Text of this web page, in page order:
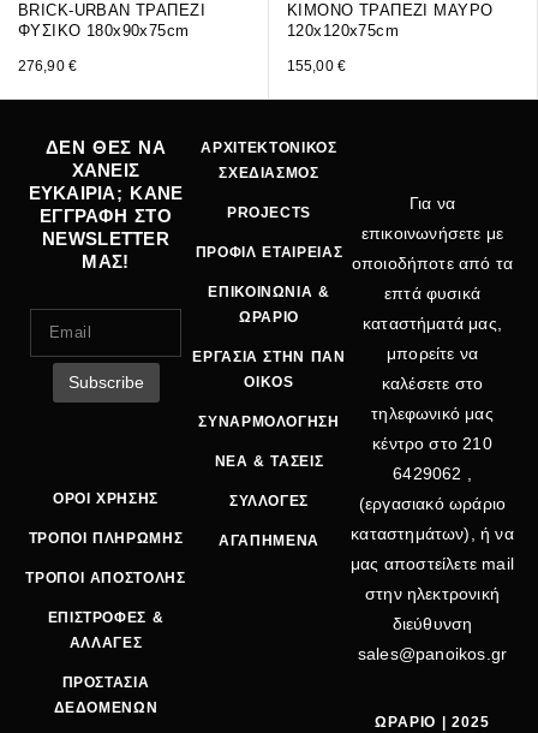
BRICK-URBAN ΤΡΑΠΕΖΙ
ΦΥΣΙΚΟ 180x90x75cm
276,90 €
KIMONO ΤΡΑΠΕΖΙ ΜΑΥΡΟ
120x120x75cm
155,00 €
ΔΕΝ ΘΕΣ ΝΑ
ΧΑΝΕΙΣ
ΕΥΚΑΙΡΙΑ; ΚΑΝΕ
ΕΓΓΡΑΦΗ ΣΤΟ
NEWSLETTER
ΜΑΣ!
ΟΡΟΙ ΧΡΗΣΗΣ
ΤΡΟΠΟΙ ΠΛΗΡΩΜΗΣ
ΤΡΟΠΟΙ ΑΠΟΣΤΟΛΗΣ
ΕΠΙΣΤΡΟΦΕΣ &
ΑΛΛΑΓΕΣ
ΠΡΟΣΤΑΣΙΑ
ΔΕΔΟΜΕΝΩΝ
ΑΡΧΙΤΕΚΤΟΝΙΚΟΣ
ΣΧΕΔΙΑΣΜΟΣ
PROJECTS
ΠΡΟΦΙΛ ΕΤΑΙΡΕΙΑΣ
ΕΠΙΚΟΙΝΩΝΙΑ &
ΩΡΑΡΙΟ
ΕΡΓΑΣΙΑ ΣΤΗΝ ΠΑΝ
OIKOS
ΣΥΝΑΡΜΟΛΟΓΗΣΗ
ΝΕΑ & ΤΑΣΕΙΣ
ΣΥΛΛΟΓΕΣ
ΑΓΑΠΗΜΕΝΑ
Για να
επικοινωνήσετε με
οποιοδήποτε από τα
επτά φυσικά
καταστήματά μας,
μπορείτε να
καλέσετε στο
τηλεφωνικό μας
κέντρο στο210
6429062 ,
(εργασιακό ωράριο
καταστημάτων), ή να
μας αποστείλετε mail
στην ηλεκτρονική
διεύθυνση
sales@panoikos.gr
ΩΡΑΡΙΟ | 2025